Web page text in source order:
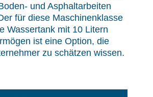
und Asphaltarbeiten
für diese Maschinenklasse
Wassertank mit 10 Litern
ist eine Option, die
zu schätzen wissen.